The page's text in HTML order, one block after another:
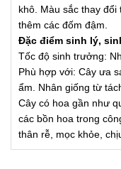
khô. Màu sắc thay
thêm các đốm đậm.
Đặc điểm sinh lý,
Tốc độ sinh trưởng:
Phù hợp với: Cây ưa
ẩm. Nhân giống từ
Cây có hoa gần như
các bồn hoa trong
thân rễ, mọc khỏe,